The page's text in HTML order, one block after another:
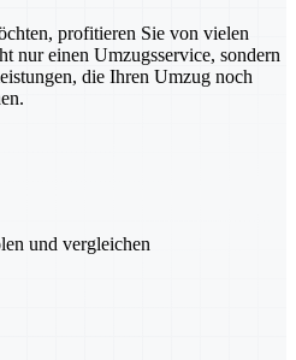
profitieren Sie von vielen
nur einen Umzugsservice, sondern
die Ihren Umzug noch
und vergleichen